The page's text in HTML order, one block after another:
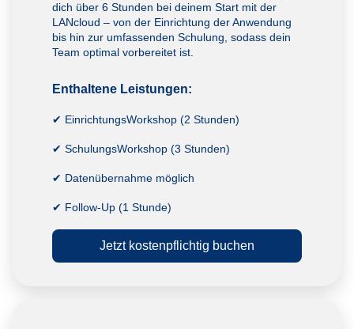
dich über 6 Stunden bei deinem Start mit der
LANcloud – von der Einrichtung der Anwendung
bis hin zur umfassenden Schulung, sodass dein
Team optimal vorbereitet ist.
Enthaltene Leistungen:
✔ EinrichtungsWorkshop (2 Stunden)
✔ SchulungsWorkshop (3 Stunden)
✔ Datenübernahme möglich
✔ Follow-Up (1 Stunde)
Jetzt kostenpflichtig buchen